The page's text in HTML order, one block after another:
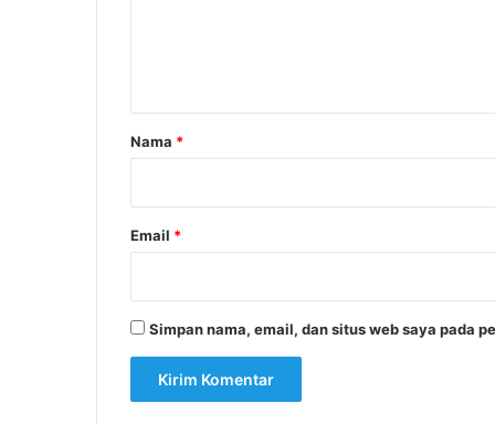
rNama *
Email *
Simpan nama, email, dan situs web saya pada